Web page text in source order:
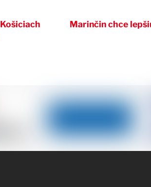
Marinčin chce